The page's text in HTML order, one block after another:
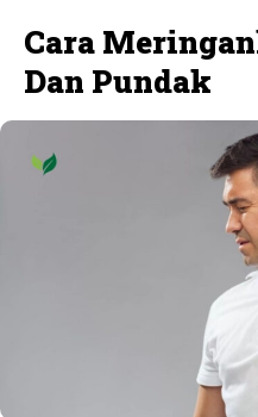
Cara
Dan Pundak